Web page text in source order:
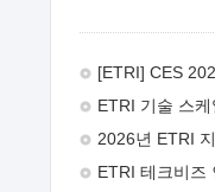
주시기 바랍니다.
추진목적: ETRI 인
기술지원을 실시함
극대화하고, 지원
[ETRI] CES
ETRI 기술 스